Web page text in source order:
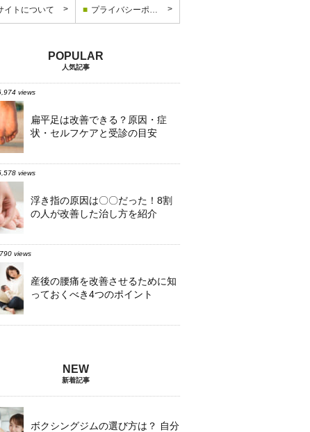
イトについて プライバシーポリシー
人気記事
扁平足は改善できる？原因・症
状・セルフケアと受診の目安
views
浮き指の原因は〇〇だった！8割
の人が改善した治し方を紹介
views
産後の腰痛を改善させるために知
っておくべき4つのポイント
views
新着記事
ボクシングジムの選び方は？ 自分